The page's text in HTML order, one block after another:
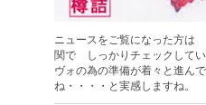
ニュースをご覧になった方
関で しっかりチェックして
ヴォの為の準備が着々と進ん
ね・・・・と実感しますね。